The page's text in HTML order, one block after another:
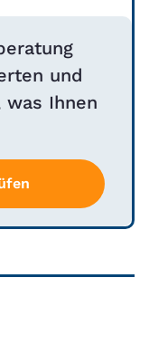
und
was Ihnen